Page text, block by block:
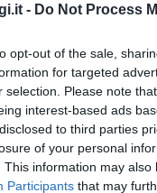
- Do Not Process
opt-out of the sale,
for targeted
selection. Please note
interest-based ads
to third parties
of your personal
This information may
Participants that may
di Bados,
fino a fine
il percorso
a Bados.
ex polizia lato mare
con il